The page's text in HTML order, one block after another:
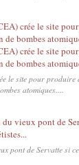
le site pour
atomiques....
de Servatte si ce